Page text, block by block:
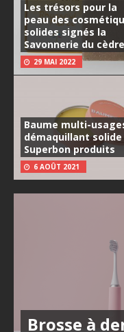
Les trésors pour la
peau des
solides signés la
Savonnerie du cèdre
29 MAI 2022
Baume multi-
démaquillant solide
Superbon produits
6 AOÛT 2021
Brosse à